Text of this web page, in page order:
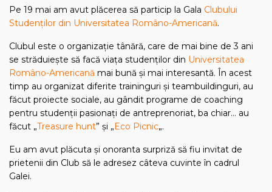
Pe 19 mai am avut plăcerea să particip la Gala Clubului
Studenților din Universitatea Româno-Americană.
Clubul este o organizație tânără, care de mai bine de 3 ani
se străduiește să facă viața studenților din Universitatea
Româno-Americană mai bună și mai interesantă. În acest
timp au organizat diferite traininguri și teambuildinguri, au
făcut proiecte sociale, au gândit programe de coaching
pentru studenții pasionați de antreprenoriat, ba chiar… au
făcut „Treasure hunt” și „Eco Picnic„.
Eu am avut plăcuta și onoranta surpriză să fiu invitat de
prietenii din Club să le adresez câteva cuvinte în cadrul
Galei.